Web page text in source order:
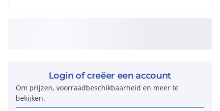
Login of creëer een account
Om prijzen, voorraadbeschikbaarheid en meer te
bekijken.